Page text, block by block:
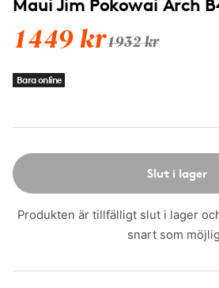
Maui Jim Pokowai Arch
1449 kr1932 kr
Bara online
Slut i lager
Produkten är tillfälligt slut i lager
snart som